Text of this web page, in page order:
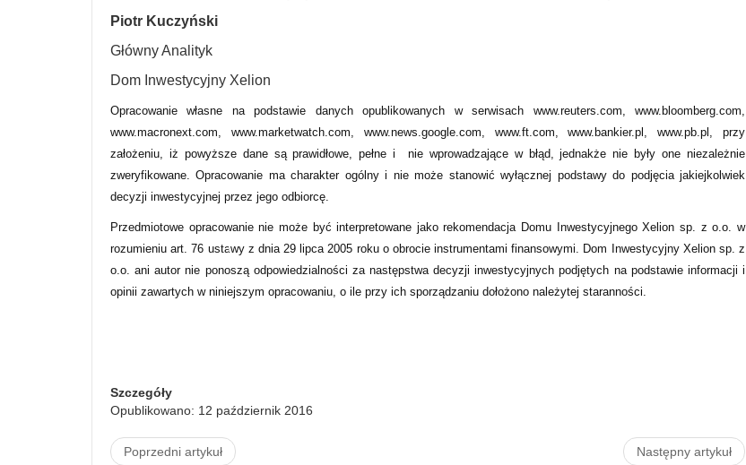
Piotr Kuczyński
Główny Analityk
Dom Inwestycyjny Xelion
Opracowanie własne na podstawie danych opublikowanych w serwisach www.reuters.com, www.bloomberg.com,
www.macronext.com, www.marketwatch.com, www.news.google.com, www.ft.com, www.bankier.pl, www.pb.pl, przy
założeniu, iż powyższe dane są prawidłowe, pełne i nie wprowadzające w błąd, jednakże nie były one niezależnie
zweryfikowane. Opracowanie ma charakter ogólny i nie może stanowić wyłącznej podstawy do podjęcia jakiejkolwiek
decyzji inwestycyjnej przez jego odbiorcę.
Przedmiotowe opracowanie nie może być interpretowane jako rekomendacja Domu Inwestycyjnego Xelion sp. z o.o. w
rozumieniu art. 76 ustawy z dnia 29 lipca 2005 roku o obrocie instrumentami finansowymi. Dom Inwestycyjny Xelion sp. z
o.o. ani autor nie ponoszą odpowiedzialności za następstwa decyzji inwestycyjnych podjętych na podstawie informacji i
opinii zawartych w niniejszym opracowaniu, o ile przy ich sporządzaniu dołożono należytej staranności.
Szczegóły
Opublikowano: 12 październik 2016
Poprzedni artykuł Następny artykuł